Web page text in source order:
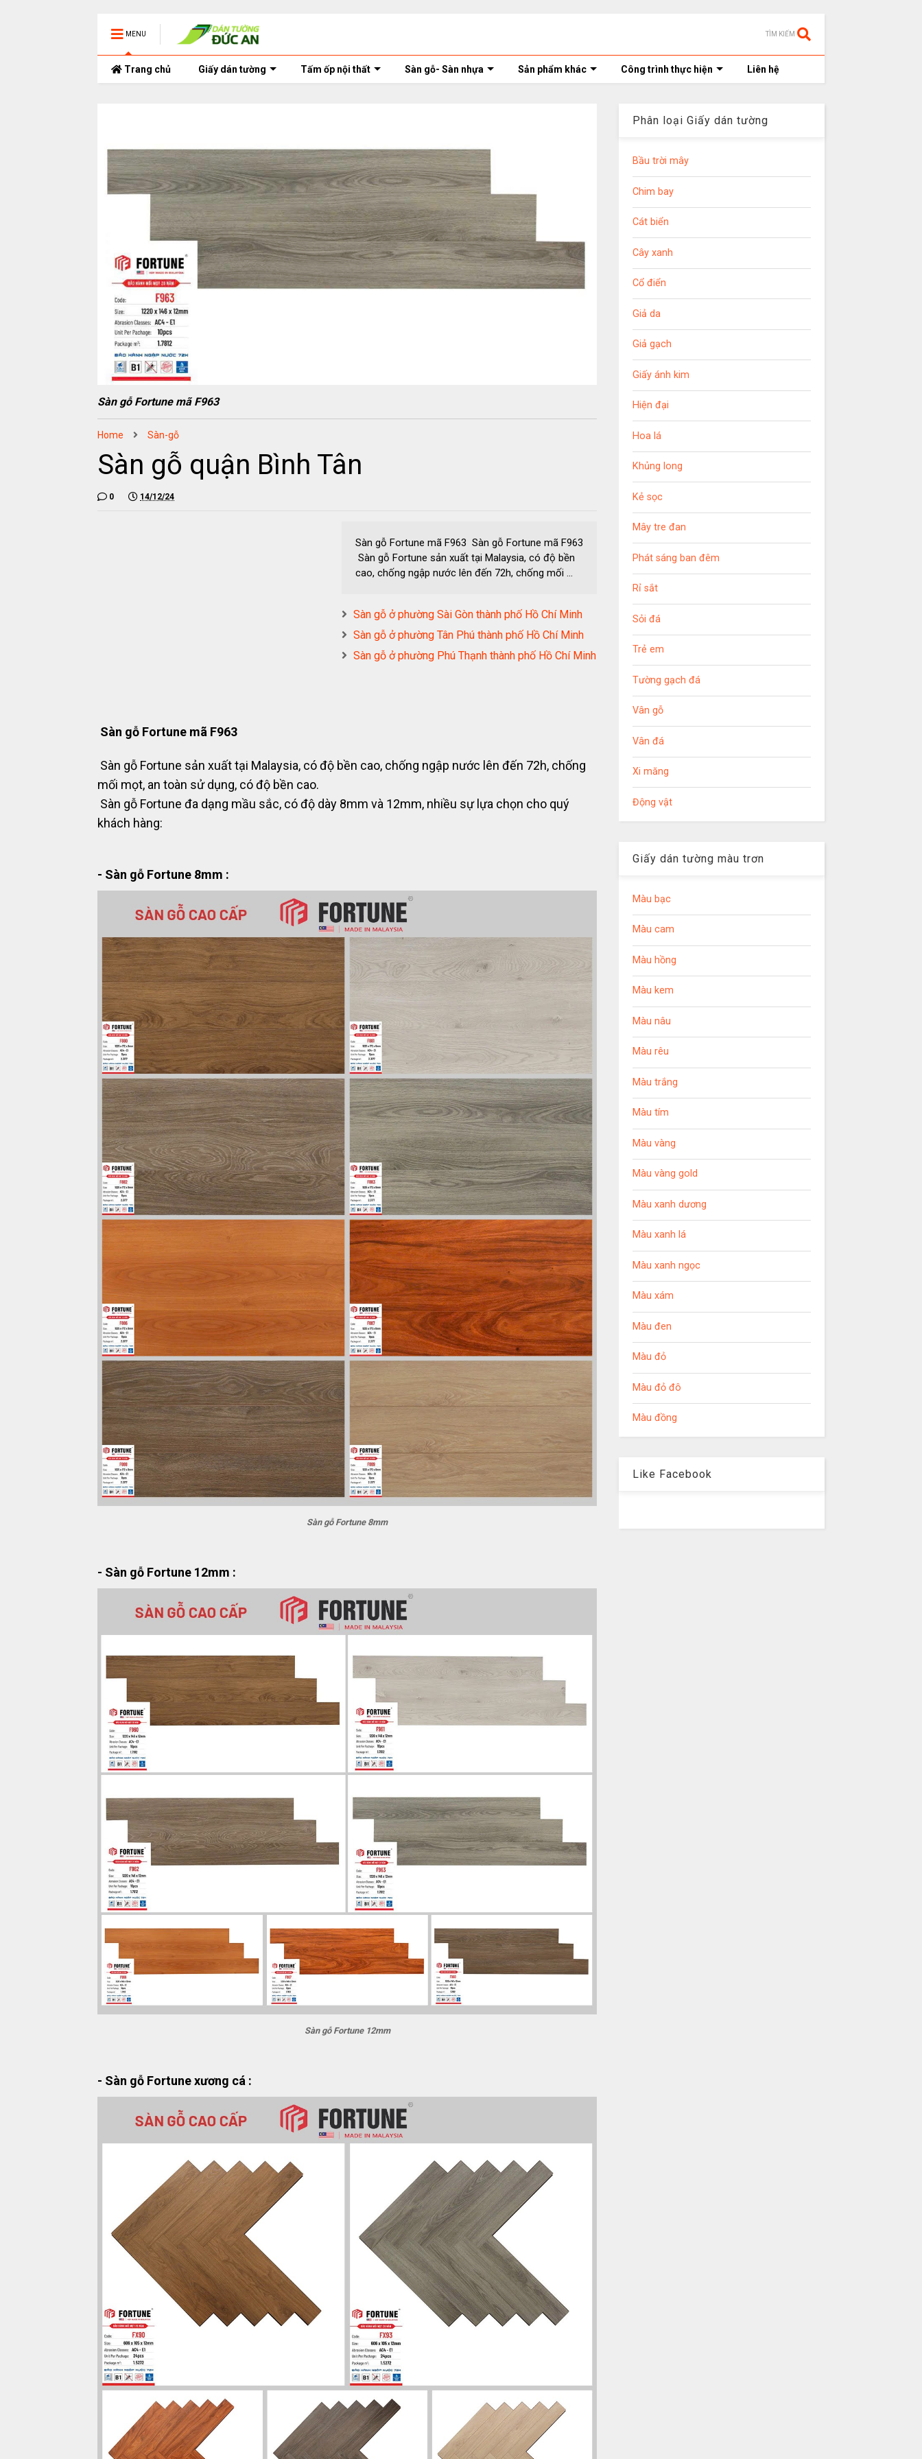
MENU TÌM KIẾM
Trang chủ Giấy dán tường Tấm ốp nội thất Sàn gỗ- Sàn nhựa Sản phẩm khác Công trình thực hiện Liên hệ
Sàn gỗ Fortune mã F963
Home Sàn-gỗ
Sàn gỗ quận Bình Tân
0 14/12/24
Sàn gỗ Fortune mã F963 Sàn gỗ Fortune mã F963
Sàn gỗ Fortune sản xuất tại Malaysia, có độ bền
cao, chống ngập nước lên đến 72h, chống mối ...
Sàn gỗ ở phường Sài Gòn thành phố Hồ Chí Minh
Sàn gỗ ở phường Tân Phú thành phố Hồ Chí Minh
Sàn gỗ ở phường Phú Thạnh thành phố Hồ Chí Minh
Sàn gỗ Fortune mã F963
Sàn gỗ Fortune sản xuất tại Malaysia, có độ bền cao, chống ngập nước lên đến 72h, chống
mối mọt, an toàn sử dụng, có độ bền cao.
Sàn gỗ Fortune đa dạng mầu sắc, có độ dày 8mm và 12mm, nhiều sự lựa chọn cho quý
khách hàng:
- Sàn gỗ Fortune 8mm :
Sàn gỗ Fortune 8mm
- Sàn gỗ Fortune 12mm :
Sàn gỗ Fortune 12mm
- Sàn gỗ Fortune xương cá :
Phân loại Giấy dán tường
Bầu trời mây
Chim bay
Cát biển
Cây xanh
Cổ điển
Giả da
Giả gạch
Giấy ánh kim
Hiện đại
Hoa lá
Khủng long
Kẻ sọc
Mây tre đan
Phát sáng ban đêm
Rỉ sắt
Sỏi đá
Trẻ em
Tường gạch đá
Vân gỗ
Vân đá
Xi măng
Động vật
Giấy dán tường màu trơn
Màu bạc
Màu cam
Màu hồng
Màu kem
Màu nâu
Màu rêu
Màu trắng
Màu tím
Màu vàng
Màu vàng gold
Màu xanh dương
Màu xanh lá
Màu xanh ngọc
Màu xám
Màu đen
Màu đỏ
Màu đỏ đô
Màu đồng
Like Facebook